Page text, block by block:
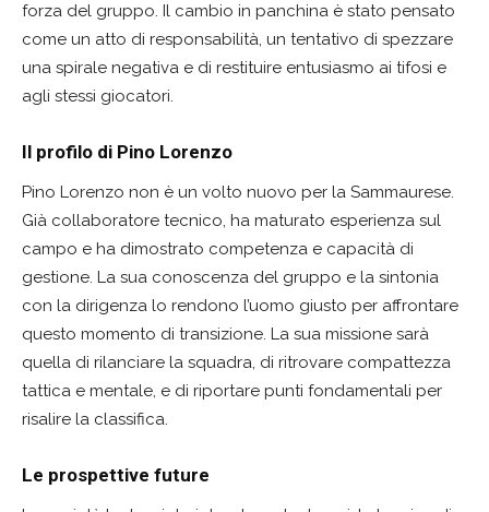
forza del gruppo. Il cambio in panchina è stato pensato
come un atto di responsabilità, un tentativo di spezzare
una spirale negativa e di restituire entusiasmo ai tifosi e
agli stessi giocatori.
Il profilo di Pino Lorenzo
Pino Lorenzo non è un volto nuovo per la Sammaurese.
Già collaboratore tecnico, ha maturato esperienza sul
campo e ha dimostrato competenza e capacità di
gestione. La sua conoscenza del gruppo e la sintonia
con la dirigenza lo rendono l’uomo giusto per affrontare
questo momento di transizione. La sua missione sarà
quella di rilanciare la squadra, di ritrovare compattezza
tattica e mentale, e di riportare punti fondamentali per
risalire la classifica.
Le prospettive future